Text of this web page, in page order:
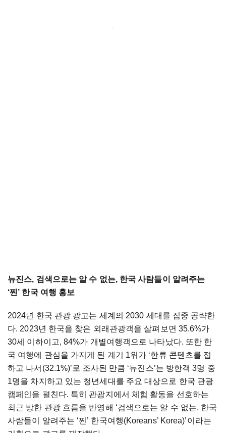
뉴진스, 검색으로는 알 수 없는, 한국 사람들이 알려주는
‘찐’ 한국 여행 홍보
2024년 한국 관광 광고는 세계의 2030 세대를 집중 공략한
다. 2023년 한국을 찾은 외래관광객을 살펴보면 35.6%가
30세 이하이고, 84%가 개별여행객으로 나타났다. 또한 한
국 여행에 관심을 가지게 된 계기 1위가 ‘한류 콘텐츠를 접
하고 나서(32.1%)’로 조사된 만큼 ‘뉴진스’는 방한객 3명 중
1명을 차지하고 있는 청년세대를 주요 대상으로 한국 관광
캠페인을 펼친다. 특히 관광지에서 체험 활동을 선호하는
최근 방한 관광 흐름을 반영해 ‘검색으로는 알 수 없는, 한국
사람들이 알려주는 ‘찐’ 한국여행(Koreans’ Korea)’이라는